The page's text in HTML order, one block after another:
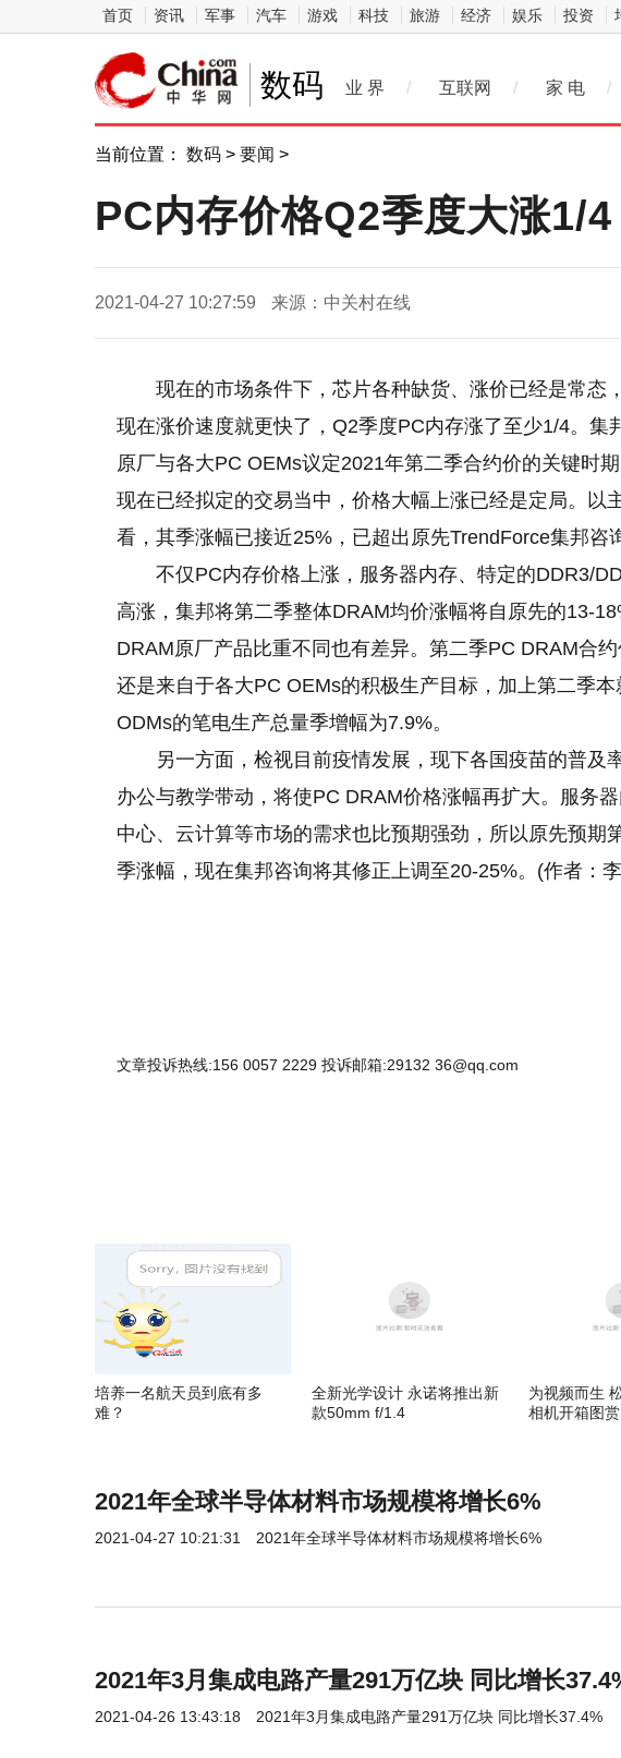
首页 资讯 军事 汽车 游戏 科技 旅游 经济 娱乐 投资
数码 业 界 / 互联网 / 家 电 /
当前位置： 数码 > 要闻 >
PC内存价格Q2季度大涨1/
2021-04-27 10:27:59 来源：中关村在线
现在的市场条件下，芯片各种缺货、涨价已经是常态
现在涨价速度就更快了，Q2季度PC内存涨了至少1/4。集
原厂与各大PC OEMs议定2021年第二季合约价的关键时
现在已经拟定的交易当中，价格大幅上涨已经是定局。以
看，其季涨幅已接近25%，已超出原先TrendForce集邦咨
不仅PC内存价格上涨，服务器内存、特定的DDR3/
高涨，集邦将第二季整体DRAM均价涨幅将自原先的13-
DRAM原厂产品比重不同也有差异。第二季PC DRAM合
还是来自于各大PC OEMs的积极生产目标，加上第二季
ODMs的笔电生产总量季增幅为7.9%。
另一方面，检视目前疫情发展，现下各国疫苗的普及
办公与教学带动，将使PC DRAM价格涨幅再扩大。服务
中心、云计算等市场的需求也比预期强劲，所以原先预期
季涨幅，现在集邦咨询将其修正上调至20-25%。(作者：
文章投诉热线:156 0057 2229 投诉邮箱:29132 36@qq.com
培养一名航天员到底有多
难？
全新光学设计 永诺将推出新
款50mm f/1.4
为视频而生
相机开箱图赏
2021年全球半导体材料市场规模将增长6%
2021-04-27 10:21:31 2021年全球半导体材料市场规模将增长6%
2021年3月集成电路产量291万亿块 同比增长
2021-04-26 13:43:18 2021年3月集成电路产量291万亿块 同比增长37.4%